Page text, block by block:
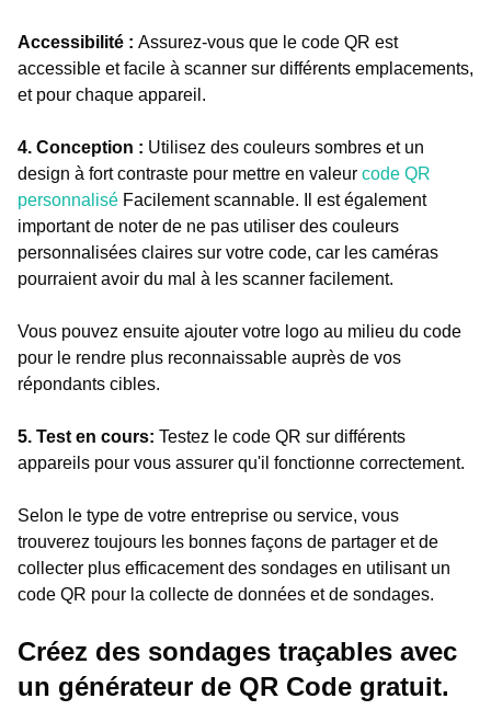
Accessibilité : Assurez-vous que le code QR est
accessible et facile à scanner sur différents emplacements,
et pour chaque appareil.
4. Conception : Utilisez des couleurs sombres et un
design à fort contraste pour mettre en valeur code QR
personnalisé Facilement scannable. Il est également
important de noter de ne pas utiliser des couleurs
personnalisées claires sur votre code, car les caméras
pourraient avoir du mal à les scanner facilement.
Vous pouvez ensuite ajouter votre logo au milieu du code
pour le rendre plus reconnaissable auprès de vos
répondants cibles.
5. Test en cours: Testez le code QR sur différents
appareils pour vous assurer qu'il fonctionne correctement.
Selon le type de votre entreprise ou service, vous
trouverez toujours les bonnes façons de partager et de
collecter plus efficacement des sondages en utilisant un
code QR pour la collecte de données et de sondages.
Créez des sondages traçables avec
un générateur de QR Code gratuit.